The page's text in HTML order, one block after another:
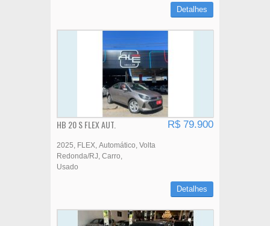
Detalhes
HB 20 S FLEX AUT. R$ 79.900
2025 FLEX Automático Volta
Redonda/RJ Carro
Usado
Detalhes